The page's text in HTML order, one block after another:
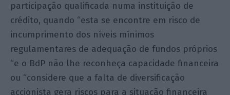
participação qualificada numa instituição de
crédito, quando “esta se encontre em risco de
incumprimento dos níveis mínimos
regulamentares de adequação de fundos próprios
“e o BdP não lhe reconheça capacidade financeira
ou “considere que a falta de diversificação
accionista gera riscos para a situação financeira